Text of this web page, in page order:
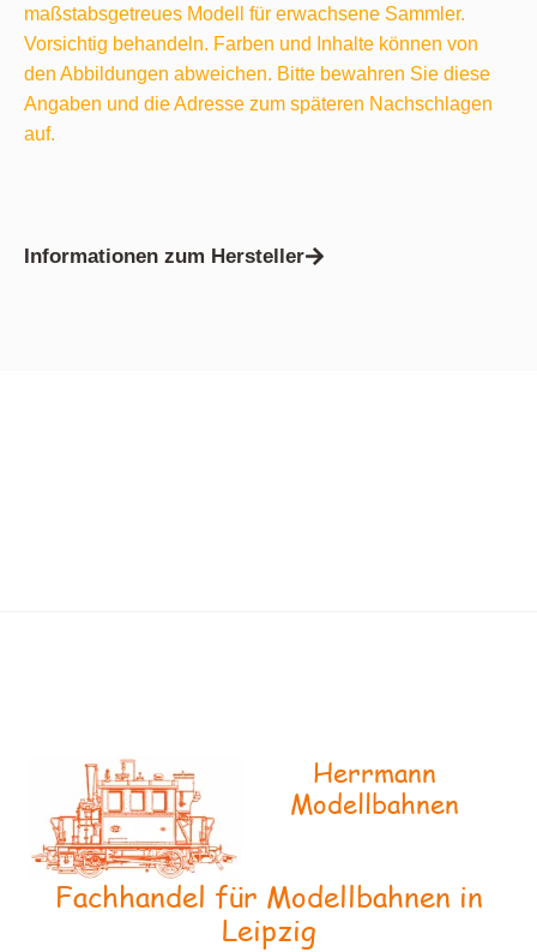
maßstabsgetreues Modell für erwachsene Sammler.
Vorsichtig behandeln. Farben und Inhalte können von
den Abbildungen abweichen. Bitte bewahren Sie diese
Angaben und die Adresse zum späteren Nachschlagen
auf.
Informationen zum Hersteller
Herrmann
Modellbahnen
Fachhandel für Modellbahnen in
Leipzig